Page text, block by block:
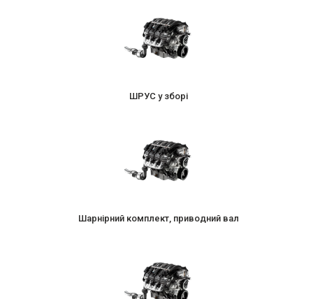
ШРУС у зборі
Шарнірний комплект, приводний вал